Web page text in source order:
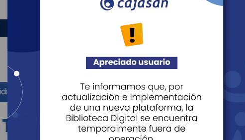
Agéndate
Recreación Educación Cultura